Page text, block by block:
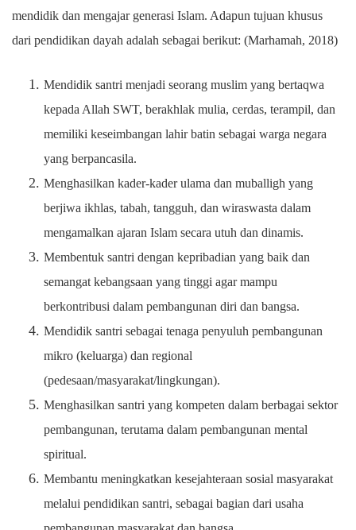
mendidik dan mengajar generasi Islam. Adapun tujuan khusus
dari pendidikan dayah adalah sebagai berikut: (Marhamah, 2018)
Mendidik santri menjadi seorang muslim yang bertaqwa
kepada Allah SWT, berakhlak mulia, cerdas, terampil, dan
memiliki keseimbangan lahir batin sebagai warga negara
yang berpancasila.
Menghasilkan kader-kader ulama dan muballigh yang
berjiwa ikhlas, tabah, tangguh, dan wiraswasta dalam
mengamalkan ajaran Islam secara utuh dan dinamis.
Membentuk santri dengan kepribadian yang baik dan
semangat kebangsaan yang tinggi agar mampu
berkontribusi dalam pembangunan diri dan bangsa.
Mendidik santri sebagai tenaga penyuluh pembangunan
mikro (keluarga) dan regional
(pedesaan/masyarakat/lingkungan).
Menghasilkan santri yang kompeten dalam berbagai sektor
pembangunan, terutama dalam pembangunan mental
spiritual.
Membantu meningkatkan kesejahteraan sosial masyarakat
melalui pendidikan santri, sebagai bagian dari usaha